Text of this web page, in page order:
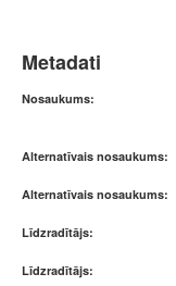
Metadati
Nosaukums:
Alternatīvais nosaukums:
Alternatīvais nosaukums:
Līdzradītājs:
Līdzradītājs: